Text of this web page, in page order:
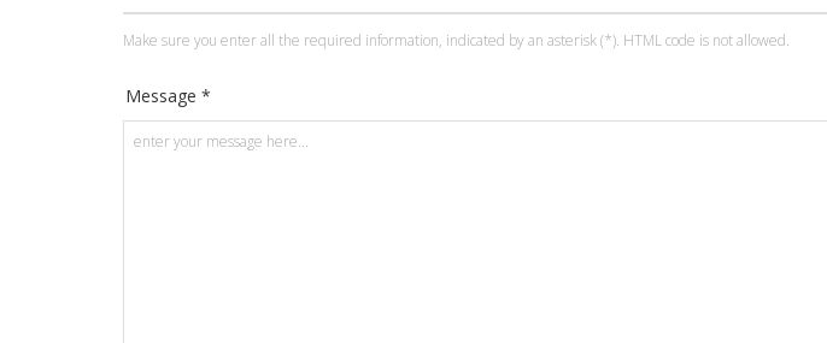
Make sure you enter all the required information, indicated by an asterisk (*). HTML code is not allowed.
Message *